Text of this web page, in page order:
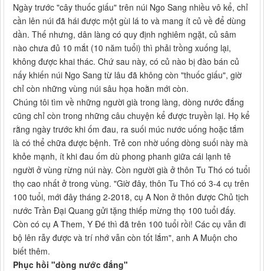
Ngày trước "cây thuốc giấu" trên núi Ngo Sang nhiều vô kể, chỉ
cần lên núi đã hái được một gùi lá to và mang ít củ về để dùng
dần. Thế nhưng, dân làng có quy định nghiêm ngặt, củ sâm
nào chưa đủ 10 mắt (10 năm tuổi) thì phải trồng xuống lại,
không được khai thác. Chứ sau này, có củ nào bị đào bán củ
nấy khiến núi Ngo Sang từ lâu đã không còn "thuốc giấu", giờ
chỉ còn những vùng núi sâu họa hoằn mới còn.
Chúng tôi tìm về những người già trong làng, dòng nước đắng
cũng chỉ còn trong những câu chuyện kể được truyền lại. Họ kể
rằng ngày trước khi ốm đau, ra suối múc nước uống hoặc tắm
là có thể chữa được bệnh. Trẻ con nhờ uống dòng suối này mà
khỏe mạnh, ít khi đau ốm dù phong phanh giữa cái lạnh tê
người ở vùng rừng núi này. Còn người già ở thôn Tu Thó có tuổi
thọ cao nhất ở trong vùng. "Giờ đây, thôn Tu Thó có 3-4 cụ trên
100 tuổi, mới đây tháng 2-2018, cụ A Non ở thôn được Chủ tịch
nước Trần Đại Quang gửi tặng thiếp mừng thọ 100 tuổi đấy.
Còn có cụ A Them, Y Đé thì đã trên 100 tuổi rồi! Các cụ vẫn đi
bộ lên rẫy được và trí nhớ vẫn còn tốt lắm", anh A Muộn cho
biết thêm.
Phục hồi "dòng nước đắng"